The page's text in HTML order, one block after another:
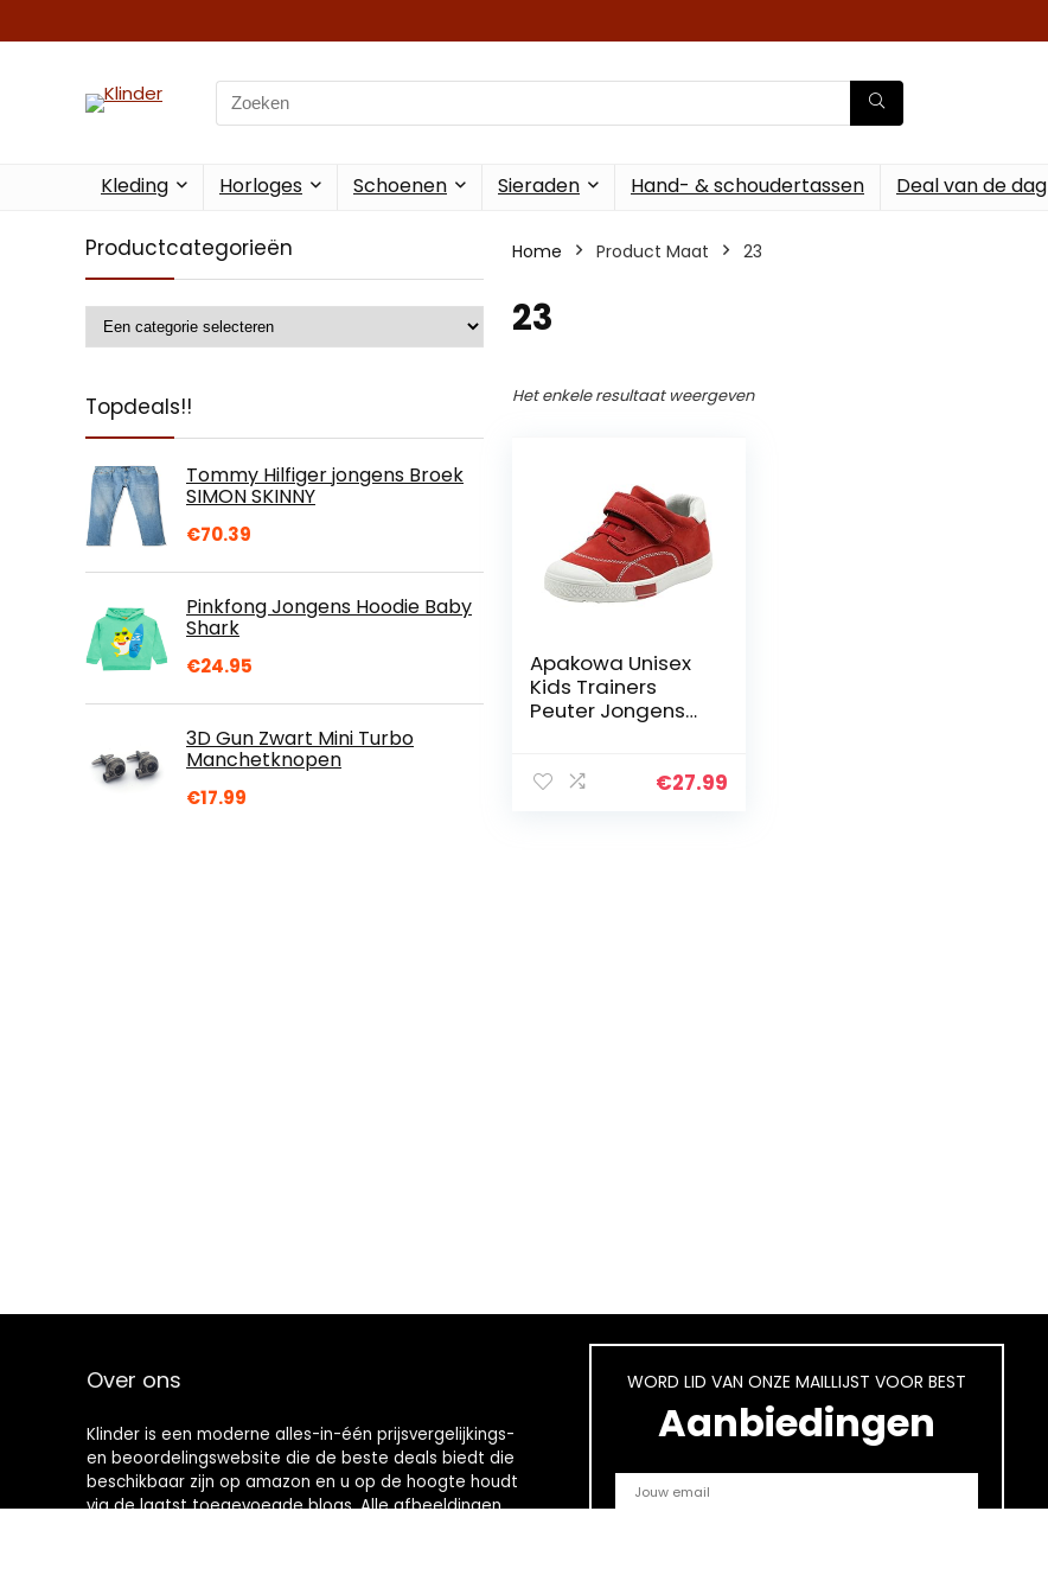
Search
for:
Kleding Horloges Schoenen Sieraden Hand- & schoudertassen Deal van de dag
Productcategorieën
Topdeals!!
Tommy Hilfiger jongens Broek
SIMON SKINNY
€70.39
Pinkfong Jongens Hoodie Baby
Shark
€24.95
3D Gun Zwart Mini Turbo
Manchetknopen
€17.99
Home Product Maat 23
23
Het enkele resultaat weergeven
Apakowa Unisex
Kids Trainers
Peuter Jongens
Outdoor Sport
€27.99
Over ons
Klinder is een moderne alles-in-één prijsvergelijkings-
en beoordelingswebsite die de beste deals biedt die
beschikbaar zijn op amazon en u op de hoogte houdt
via de laatst toegevoegde blogs. Alle afbeeldingen
WORD LID VAN ONZE MAILLIJST VOOR BEST
Aanbiedingen